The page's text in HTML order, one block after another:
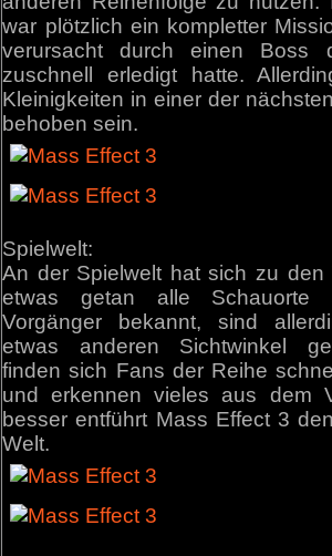
war plötzlich ein kompletter
verursacht durch einen Boss
zuschnell erledigt hatte.
Kleinigkeiten in einer der
behoben sein.
Spielwelt:
An der Spielwelt hat sich zu den
etwas getan alle
Vorgänger bekannt, sind
etwas anderen Sichtwinkel
finden sich Fans der Reihe
und erkennen vieles aus dem
besser entführt Mass Effect 3
Welt.